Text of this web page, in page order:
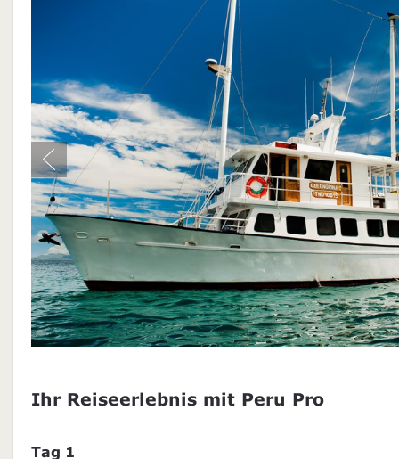
Ihr Reiseerlebnis mit Peru Pro
Tag 1